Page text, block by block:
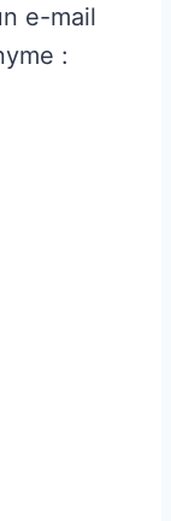
e-mail
: